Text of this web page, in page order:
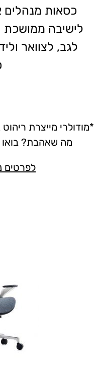
כסאות מנהלים
לישיבה ממושכת
לגב, לצוואר
*מודולרי מייצרת
מה שאהבת? בואו
לפרטים